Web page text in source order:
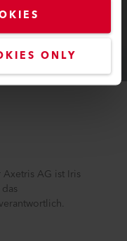
ONLY
AG ist Iris